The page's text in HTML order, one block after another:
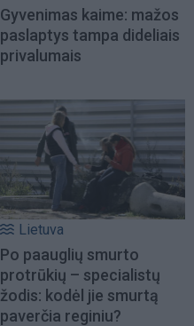
Gyvenimas kaime: mažos
paslaptys tampa dideliais
privalumais
Lietuva
Po paauglių smurto
protrūkių – specialistų
žodis: kodėl jie smurtą
paverčia reginiu?